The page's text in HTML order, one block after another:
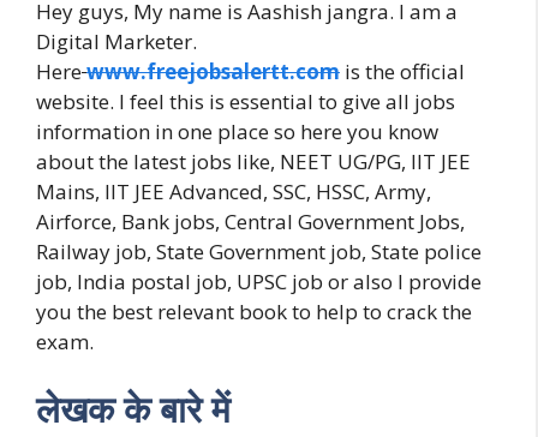
Hey guys, My name is Aashish jangra. I am a
Digital Marketer.
Herewww.freejobsalertt.com is the official
website. I feel this is essential to give all jobs
information in one place so here you know
about the latest jobs like, NEET UG/PG, IIT JEE
Mains, IIT JEE Advanced, SSC, HSSC, Army,
Airforce, Bank jobs, Central Government Jobs,
Railway job, State Government job, State police
job, India postal job, UPSC job or also I provide
you the best relevant book to help to crack the
exam.
लेखक के बारे में